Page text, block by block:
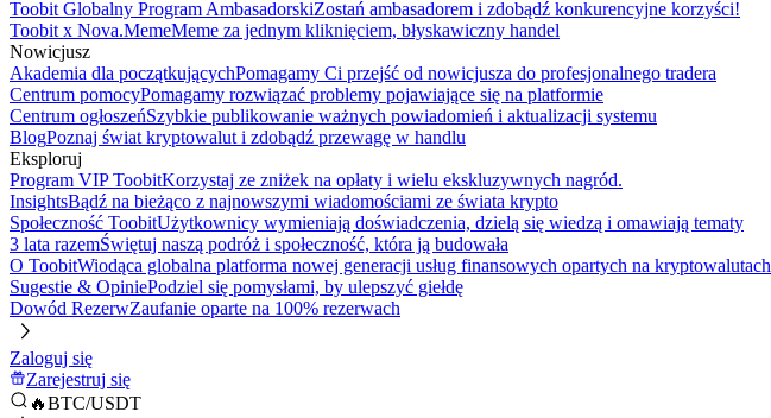
Toobit Globalny Program AmbasadorskiZostań ambasadorem i zdobądź konkurencyjne korzyści!
Toobit x Nova.MemeMeme za jednym kliknięciem, błyskawiczny handel
Nowicjusz
Akademia dla początkującychPomagamy Ci przejść od nowicjusza do profesjonalnego tradera
Centrum pomocyPomagamy rozwiązać problemy pojawiające się na platformie
Centrum ogłoszeńSzybkie publikowanie ważnych powiadomień i aktualizacji systemu
BlogPoznaj świat kryptowalut i zdobądź przewagę w handlu
Eksploruj
Program VIP ToobitKorzystaj ze zniżek na opłaty i wielu ekskluzywnych nagród.
InsightsBądź na bieżąco z najnowszymi wiadomościami ze świata krypto
Społeczność ToobitUżytkownicy wymieniają doświadczenia, dzielą się wiedzą i omawiają tematy
3 lata razemŚwiętuj naszą podróż i społeczność, która ją budowała
O ToobitWiodąca globalna platforma nowej generacji usług finansowych opartych na kryptowalutach
Sugestie & OpiniePodziel się pomysłami, by ulepszyć giełdę
Dowód RezerwZaufanie oparte na 100% rezerwach
Zaloguj się
Zarejestruj się
🔥BTC/USDT